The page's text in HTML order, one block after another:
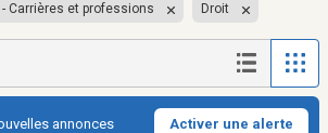
- Carrières et professions Droit
annonces Activer une alerte